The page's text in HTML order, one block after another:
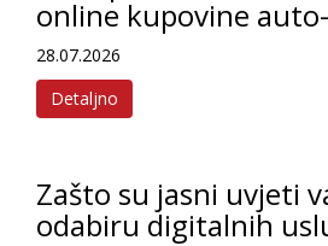
online kupovine
28.07.2026
Detaljno
Zašto su jasni uvjeti
odabiru digitalnih